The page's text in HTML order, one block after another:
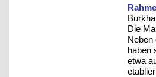
Die
Neben
haben
etwa